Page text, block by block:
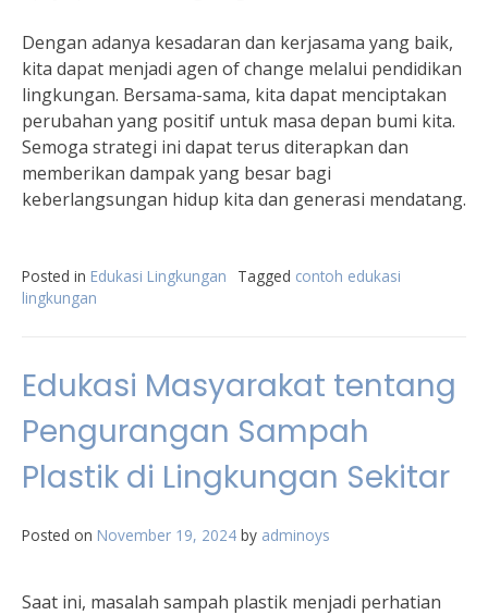
Dengan adanya kesadaran dan kerjasama yang baik,
kita dapat menjadi agen of change melalui pendidikan
lingkungan. Bersama-sama, kita dapat menciptakan
perubahan yang positif untuk masa depan bumi kita.
Semoga strategi ini dapat terus diterapkan dan
memberikan dampak yang besar bagi
keberlangsungan hidup kita dan generasi mendatang.
Posted in Edukasi Lingkungan Tagged contoh edukasi
lingkungan
Edukasi Masyarakat tentang
Pengurangan Sampah
Plastik di Lingkungan Sekitar
Posted on November 19, 2024 by adminoys
Saat ini, masalah sampah plastik menjadi perhatian